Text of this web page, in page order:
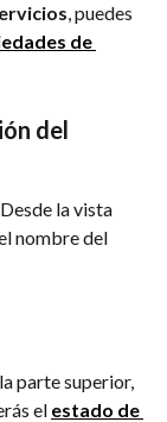
, puedes
de
del
la vista
nombre del
parte superior,
el estado de